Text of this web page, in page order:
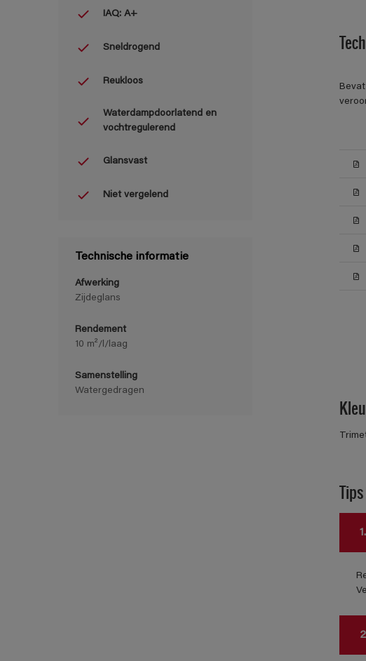
IAQ: A+
Sneldrogend
Reukloos
Waterdampdoorlatend en
vochtregulerend
Glansvast
Niet vergelend
Technische informatie
Afwerking
Zijdeglans
Rendement
10 m²/l/laag
Samenstelling
Watergedragen
1.